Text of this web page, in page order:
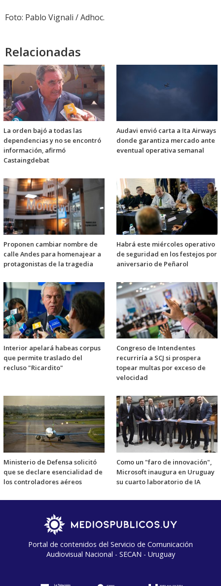
Foto: Pablo Vignali / Adhoc.
Relacionadas
La orden bajó a todas las
dependencias y no se encontró
información, afirmó
Castaingdebat
Audavi envió carta a Ita Airways
donde garantiza mercado ante
eventual operativa semanal
Proponen cambiar nombre de
calle Andes para homenajear a
protagonistas de la tragedia
Habrá este miércoles operativo
de seguridad en los festejos por
aniversario de Peñarol
Interior apelará habeas corpus
que permite traslado del
recluso "Ricardito"
Congreso de Intendentes
recurriría a SCJ si prospera
topear multas por exceso de
velocidad
Ministerio de Defensa solicitó
que se declare esencialidad de
los controladores aéreos
Como un "faro de innovación",
Microsoft inaugura en Uruguay
su cuarto laboratorio de IA
Portal de contenidos del Servicio de Comunicación
Audiovisual Nacional - SECAN - Uruguay